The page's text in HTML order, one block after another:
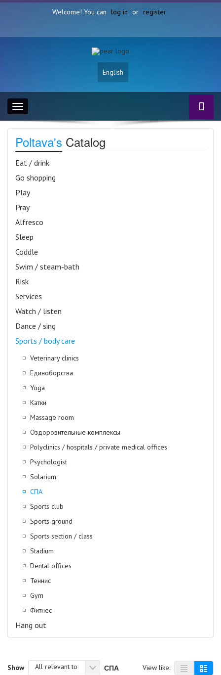
Welcome! You can log in or register
English
Toggle
navigation
Poltava's Catalog
Eat / drink
Go shopping
Play
Pray
Alfresco
Sleep
Coddle
Swim / steam-bath
Risk
Services
Watch / listen
Dance / sing
Sports / body care
Veterinary clinics
Единоборства
Yoga
Катки
Massage room
Оздоровительные комплексы
Polyclinics / hospitals / private medical offices
Psychologist
Solarium
СПА
Sports club
Sports ground
Sports section / class
Stadium
Dental offices
Теннис
Gym
Фитнес
Hang out
Show All relevant to СПА View like: